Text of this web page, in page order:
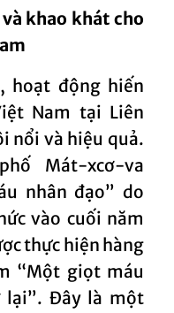
khao khát cho
hoạt động hiến
Nam tại Liên
nổi và hiệu quả.
Mát-xcơ-va
nhân đạo” do
vào cuối năm
thực hiện hàng
“Một giọt máu
lại”. Đây là một